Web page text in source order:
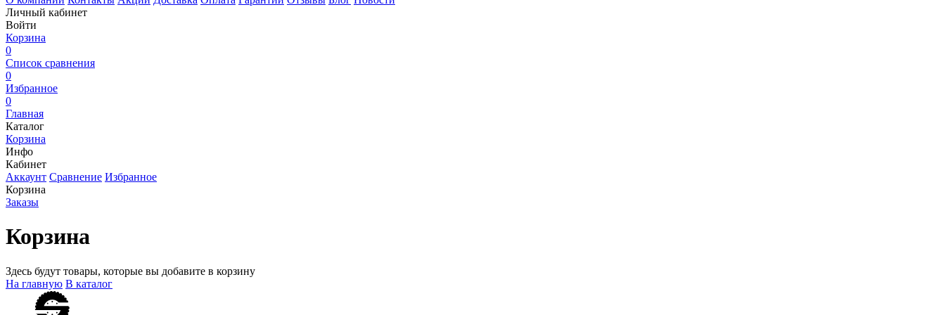
Личный кабинет
Войти
Корзина
0
Список сравнения
0
Избранное
0
Главная
Каталог
Корзина
Инфо
Кабинет
Аккаунт Сравнение Избранное
Корзина
Заказы
Корзина
Здесь будут товары, которые вы добавите в корзину
На главную В каталог